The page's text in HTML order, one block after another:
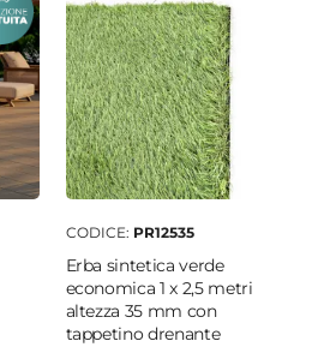
CODICE: PR12535
Erba sintetica verde
economica 1 x 2,5 metri
altezza 35 mm con
tappetino drenante